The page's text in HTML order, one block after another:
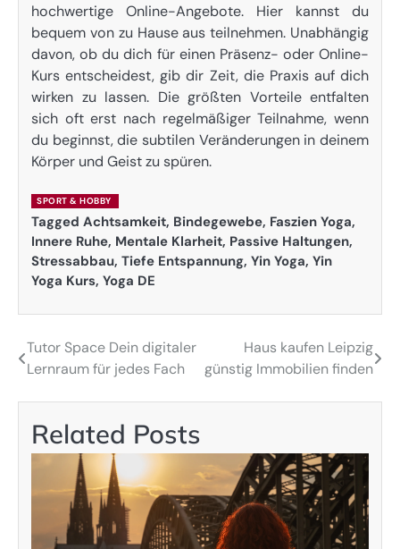
hochwertige Online-Angebote. Hier kannst du
bequem von zu Hause aus teilnehmen. Unabhängig
davon, ob du dich für einen Präsenz- oder Online-
Kurs entscheidest, gib dir Zeit, die Praxis auf dich
wirken zu lassen. Die größten Vorteile entfalten
sich oft erst nach regelmäßiger Teilnahme, wenn
du beginnst, die subtilen Veränderungen in deinem
Körper und Geist zu spüren.
SPORT & HOBBY
Tagged Achtsamkeit, Bindegewebe, Faszien Yoga,
Innere Ruhe, Mentale Klarheit, Passive Haltungen,
Stressabbau, Tiefe Entspannung, Yin Yoga, Yin
Yoga Kurs, Yoga DE
Post
navigation
Tutor Space Dein digitaler
Lernraum für jedes Fach
Haus kaufen Leipzig
günstig Immobilien finden
Related Posts